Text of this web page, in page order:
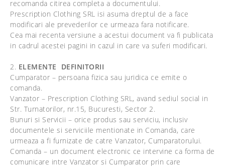
recomanda citirea completa a documentului.
Prescription Clothing SRL isi asuma dreptul de a face
modificari ale prevederilor ce urmeaza fara notificare.
Cea mai recenta versiune a acestui document va fi publicata
in cadrul acestei pagini in cazul in care va suferi modificari.
2. ELEMENTE DEFINITORII
Cumparator – persoana fizica sau juridica ce emite o
comanda.
Vanzator – Prescription Clothing SRL, avand sediul social in
Str. Turnatorilor, nr.15, Bucuresti, Sector 2.
Bunuri si Servicii – orice produs sau serviciu, inclusiv
documentele si serviciile mentionate in Comanda, care
urmeaza a fi furnizate de catre Vanzator, Cumparatorului.
Comanda – un document electronic ce intervine ca forma de
comunicare intre Vanzator si Cumparator prin care